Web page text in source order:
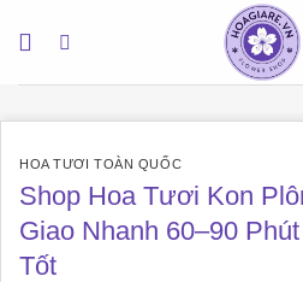
HOA TƯƠI TOÀN QUỐC
Shop Hoa Tươi Kon
Giao Nhanh 60–90
Tốt